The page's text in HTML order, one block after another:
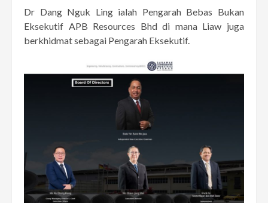
Dr Dang Nguk Ling ialah Pengarah Bebas Bukan
Eksekutif APB Resources Bhd di mana Liaw juga
berkhidmat sebagai Pengarah Eksekutif.